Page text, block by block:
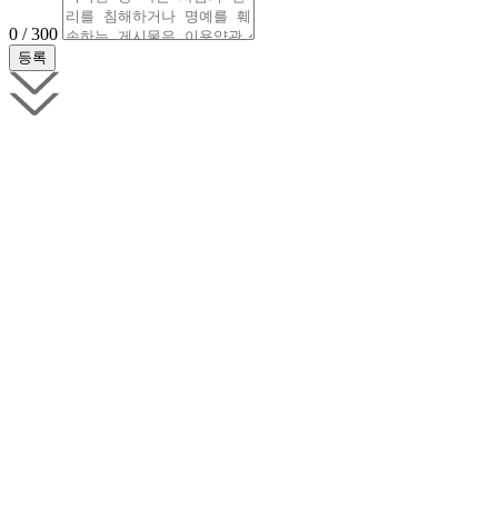
0 / 300